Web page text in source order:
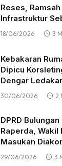
Reses,
Infrastruktur
18/06/2026 3
Kebakaran
Dipicu
Dengar
30/06/2026 2
DPRD
Raperda, Wakil
Masukan
29/06/2026 3